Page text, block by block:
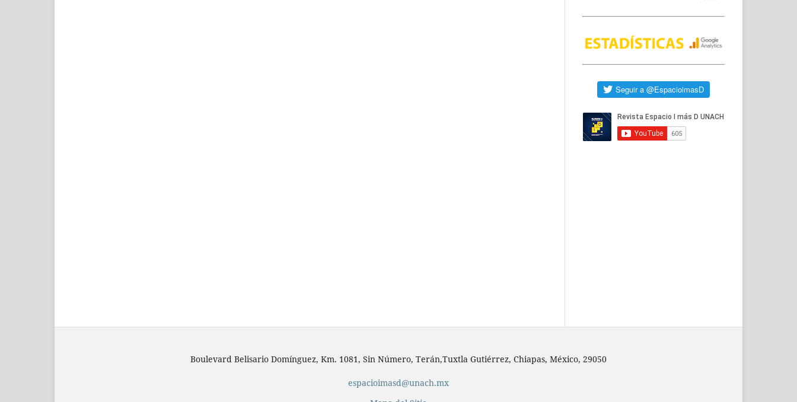
Boulevard Belisario Domínguez, Km. 1081, Sin Número, Terán,Tuxtla Gutiérrez, Chiapas, México, 29050
espacioimasd@unach.mx